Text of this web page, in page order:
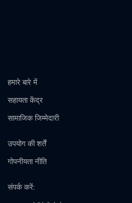
हमारे बारे में
सहायता केंद्र
सामाजिक जिम्मेदारी
उपयोग की शर्तें
गोपनीयता नीति
संपर्क करें: